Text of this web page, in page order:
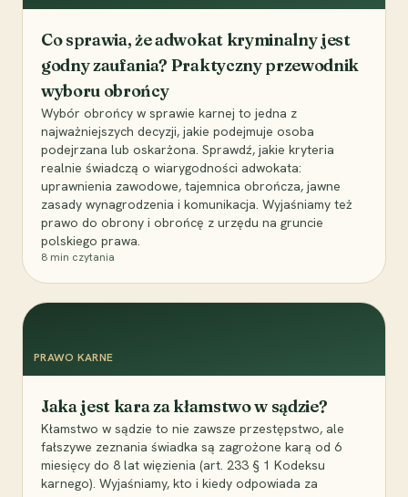
Co sprawia, że adwokat kryminalny jest
godny zaufania? Praktyczny przewodnik
wyboru obrońcy
Wybór obrońcy w sprawie karnej to jedna z
najważniejszych decyzji, jakie podejmuje osoba
podejrzana lub oskarżona. Sprawdź, jakie kryteria
realnie świadczą o wiarygodności adwokata:
uprawnienia zawodowe, tajemnica obrończa, jawne
zasady wynagrodzenia i komunikacja. Wyjaśniamy też
prawo do obrony i obrońcę z urzędu na gruncie
polskiego prawa.
8 min czytania
PRAWO KARNE
Jaka jest kara za kłamstwo w sądzie?
Kłamstwo w sądzie to nie zawsze przestępstwo, ale
fałszywe zeznania świadka są zagrożone karą od 6
miesięcy do 8 lat więzienia (art. 233 § 1 Kodeksu
karnego). Wyjaśniamy, kto i kiedy odpowiada za